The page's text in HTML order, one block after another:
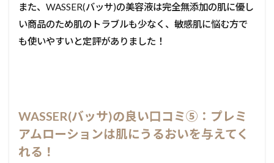
また、WASSER(バッサ)の美容液は完全無添加の肌に優し
い商品のため肌のトラブルも少なく、敏感肌に悩む方で
も使いやすいと定評がありました！
WASSER(バッサ)の良い口コミ⑤：プレミ
アムローションは肌にうるおいを与えてく
れる！